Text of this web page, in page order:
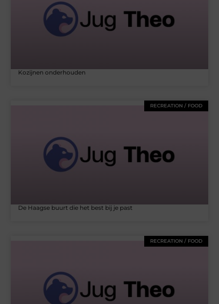
Kozijnen onderhouden
RECREATION / FOOD
De Haagse buurt die het best bij je past
RECREATION / FOOD